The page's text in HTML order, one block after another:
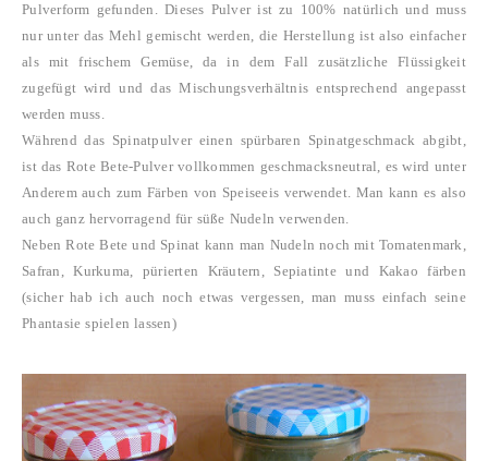
Pulverform gefunden. Dieses Pulver ist zu 100% natürlich und muss
nur unter das Mehl gemischt werden, die Herstellung ist also einfacher
als mit frischem Gemüse, da in dem Fall zusätzliche Flüssigkeit
zugefügt wird und das Mischungsverhältnis entsprechend angepasst
werden muss.
Während das Spinatpulver einen spürbaren Spinatgeschmack abgibt,
ist das Rote Bete-Pulver vollkommen geschmacksneutral, es wird unter
Anderem auch zum Färben von Speiseeis verwendet. Man kann es also
auch ganz hervorragend für süße Nudeln verwenden.
Neben Rote Bete und Spinat kann man Nudeln noch mit Tomatenmark,
Safran, Kurkuma, pürierten Kräutern, Sepiatinte und Kakao färben
(sicher hab ich auch noch etwas vergessen, man muss einfach seine
Phantasie spielen lassen)